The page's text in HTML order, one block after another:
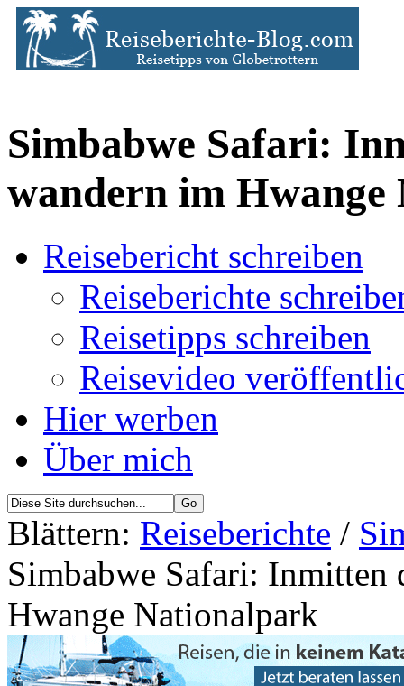
Simbabwe Safari:
wandern im
Reisebericht schreiben
Reiseberichte
Reisetipps schreiben
Reisevideo
Hier werben
Über mich
Blättern: Reiseberichte /
Simbabwe Safari:
Hwange Nationalpark